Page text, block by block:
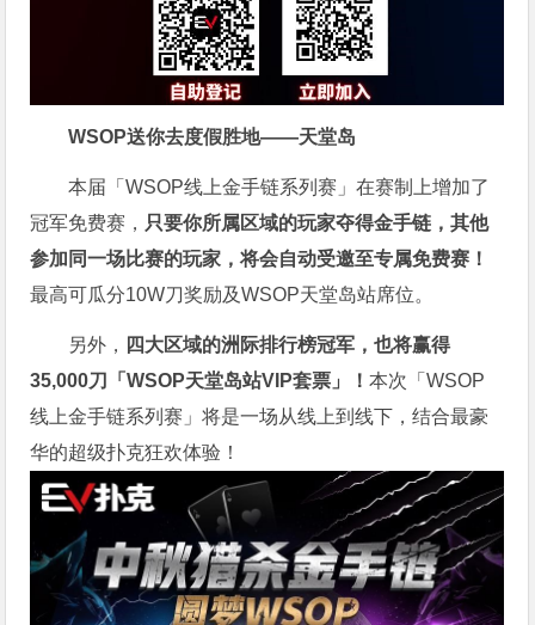
WSOP送你去度假胜地——天堂岛
本届「WSOP线上金手链系列赛」在赛制上增加了
冠军免费赛， 只要你所属区域的玩家夺得金手链，其他
参加同一场比赛的玩家，将会自动受邀至专属免费赛！
最高可瓜分10W刀奖励及WSOP天堂岛站席位。
另外， 四大区域的洲际排行榜冠军，也将赢得
35,000刀「WSOP天堂岛站VIP套票」！本次「WSOP
线上金手链系列赛」将是一场从线上到线下，结合最豪
华的超级扑克狂欢体验！